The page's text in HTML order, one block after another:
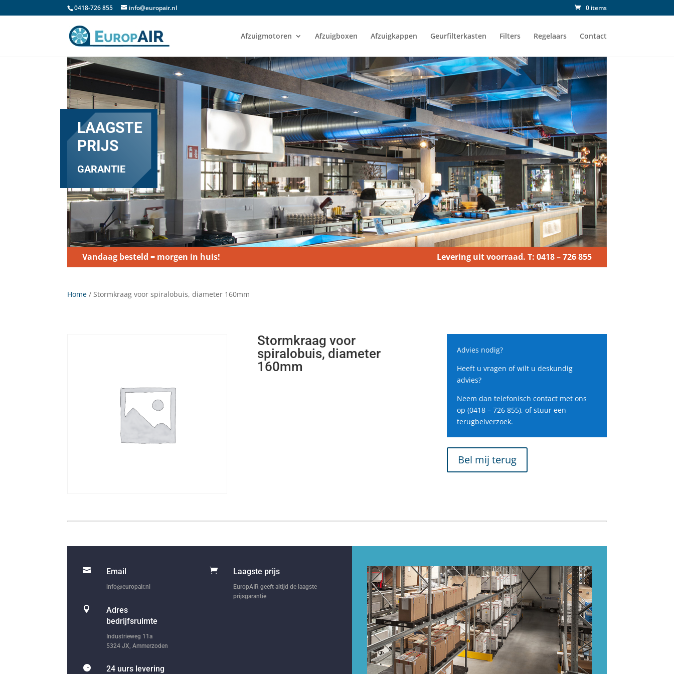
0418-726 855 info@europair.nl 0 items
Afzuigmotoren Afzuigboxen Afzuigkappen Geurfilterkasten Filters Regelaars Contact
LAAGSTE
PRIJS
GARANTIE
Vandaag besteld = morgen in huis! Levering uit voorraad. T: 0418 – 726 855
Home / Stormkraag voor spiralobuis, diameter 160mm
Stormkraag voor
spiralobuis, diameter
160mm
Advies nodig?
Heeft u vragen of wilt u deskundig
advies?
Neem dan telefonisch contact met ons
op (0418 – 726 855), of stuur een
terugbelverzoek.
Bel mij terug
 Email
info@europair.nl

Adres
bedrijfsruimte
Industrieweg 11a
5324 JX, Ammerzoden
 24 uurs levering
 Laagste prijs
EuropAIR geeft altijd de laagste
prijsgarantie